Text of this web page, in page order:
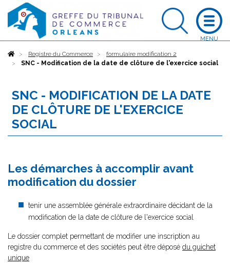
AccueilRegistre du Commerce
formulaire modification 2
SNC - Modification de la date de clôture de l'exercice social
SNC - MODIFICATION DE LA DATE
DE CLÔTURE DE L'EXERCICE
SOCIAL
Les démarches à accomplir avant
modification du dossier
tenir une assemblée générale extraordinaire décidant de la
modification de la date de clôture de l'exercice social
Le dossier complet permettant de modifier une inscription au
registre du commerce et des sociétés peut être déposé du guichet
unique